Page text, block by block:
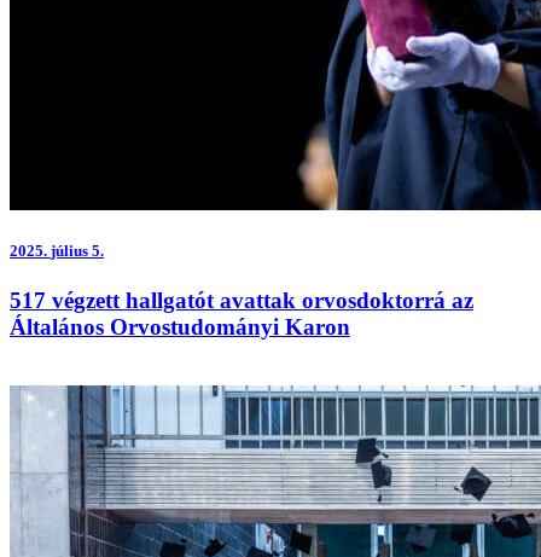
2025. július 5.
517 végzett hallgatót avattak orvosdoktorrá az
Általános Orvostudományi Karon